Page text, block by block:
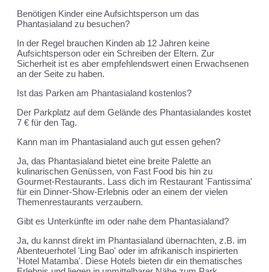
Benötigen Kinder eine Aufsichtsperson um das
Phantasialand zu besuchen?
In der Regel brauchen Kinden ab 12 Jahren keine
Aufsichtsperson oder ein Schreiben der Eltern. Zur
Sicherheit ist es aber empfehlendswert einen Erwachsenen
an der Seite zu haben.
Ist das Parken am Phantasialand kostenlos?
Der Parkplatz auf dem Gelände des Phantasialandes kostet
7 € für den Tag.
Kann man im Phantasialand auch gut essen gehen?
Ja, das Phantasialand bietet eine breite Palette an
kulinarischen Genüssen, von Fast Food bis hin zu
Gourmet-Restaurants. Lass dich im Restaurant 'Fantissima'
für ein Dinner-Show-Erlebnis oder an einem der vielen
Themenrestaurants verzaubern.
Gibt es Unterkünfte im oder nahe dem Phantasialand?
Ja, du kannst direkt im Phantasialand übernachten, z.B. im
Abenteuerhotel 'Ling Bao' oder im afrikanisch inspirierten
'Hotel Matamba'. Diese Hotels bieten dir ein thematisches